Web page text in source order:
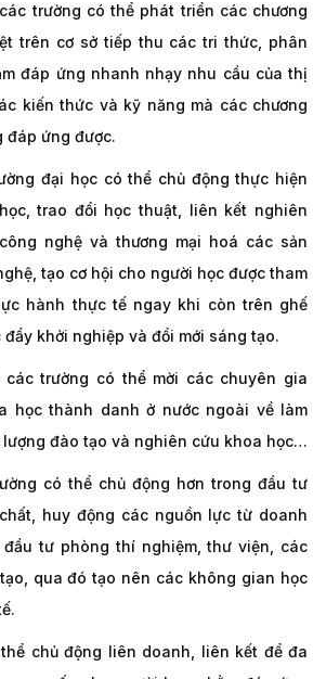
trường có thể phát triển các chương
trên cơ sở tiếp thu các tri thức, phân
đáp ứng nhanh nhạy nhu cầu của thị
kiến thức và kỹ năng mà các chương
đáp ứng được.
đại học có thể chủ động thực hiện
trao đổi học thuật, liên kết nghiên
nghệ và thương mại hoá các sản
tạo cơ hội cho người học được tham
hành thực tế ngay khi còn trên ghế
khởi nghiệp và đổi mới sáng tạo.
trường có thể mời các chuyên gia
học thành danh ở nước ngoài về làm
đào tạo và nghiên cứu khoa học…
có thể chủ động hơn trong đầu tư
huy động các nguồn lực từ doanh
tư phòng thí nghiệm, thư viện, các
qua đó tạo nên các không gian học
chủ động liên doanh, liên kết để đa